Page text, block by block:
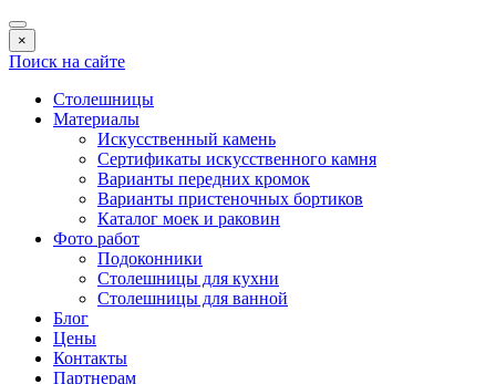
×
Поиск на сайте
Столешницы
Материалы
Искусственный камень
Сертификаты искусственного камня
Варианты передних кромок
Варианты пристеночных бортиков
Каталог моек и раковин
Фото работ
Подоконники
Столешницы для кухни
Столешницы для ванной
Блог
Цены
Контакты
Партнерам